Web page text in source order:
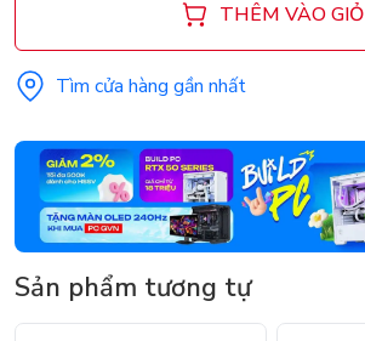
THÊM VÀO GIỎ
Tìm cửa hàng gần nhất
Sản phẩm tương tự